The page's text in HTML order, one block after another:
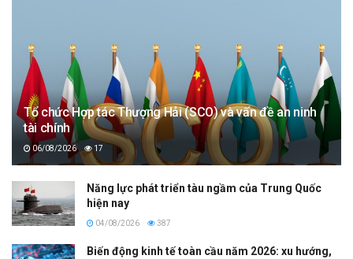
Tổ chức Hợp tác Thượng Hải (SCO) và vấn đề an ninh
tài chính
06/08/2026 17
Năng lực phát triển tàu ngầm của Trung Quốc
hiện nay
04/08/2026 387
Biến động kinh tế toàn cầu năm 2026: xu hướng,